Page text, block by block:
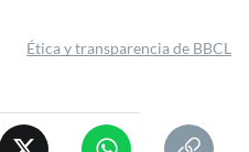
Ética y transparencia de BBCL